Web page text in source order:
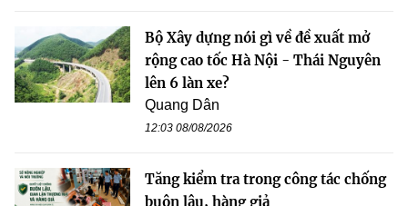
Bộ Xây dựng nói gì về đề xuất mở
rộng cao tốc Hà Nội - Thái Nguyên
lên 6 làn xe?
Quang Dân
12:03 08/08/2026
Tăng kiểm tra trong công tác chống
buôn lậu, hàng giả